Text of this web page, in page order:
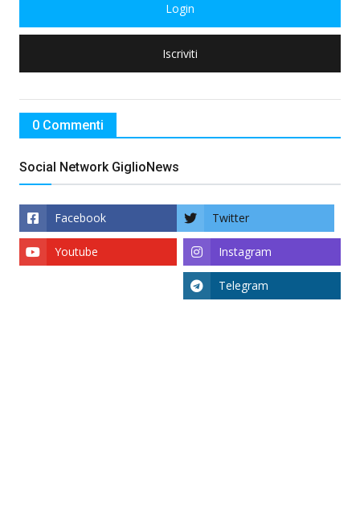
Login
Iscriviti
0 Commenti
Social Network GiglioNews
Facebook Twitter
Instagram
Youtube
Telegram